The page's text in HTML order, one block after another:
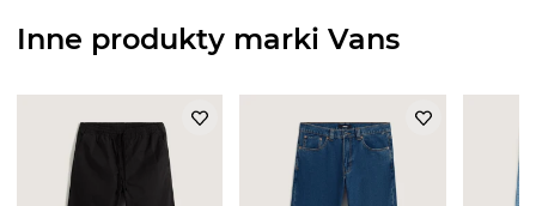
Inne produkty marki Vans